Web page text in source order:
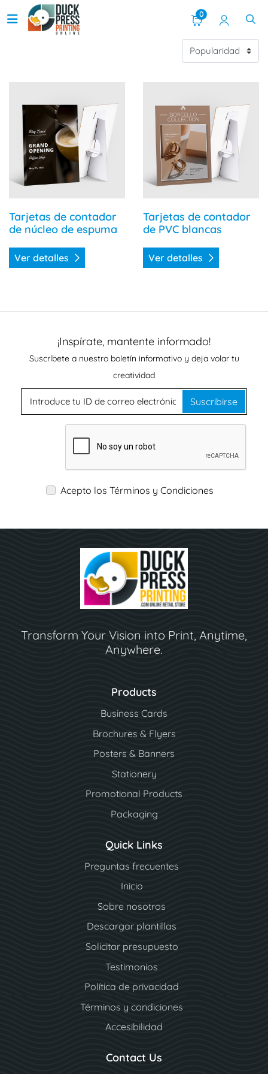
0
Tarjetas de contador
de núcleo de espuma
Ver detalles
Tarjetas de contador
de PVC blancas
Ver detalles
¡Inspírate, mantente informado!
Suscríbete a nuestro boletín informativo y deja volar tu
creatividad
Suscribirse
Acepto los Términos y Condiciones
Transform Your Vision into Print, Anytime,
Anywhere.
Products
Business Cards
Brochures & Flyers
Posters & Banners
Stationery
Promotional Products
Packaging
Quick Links
Preguntas frecuentes
Inicio
Sobre nosotros
Descargar plantillas
Solicitar presupuesto
Testimonios
Política de privacidad
Términos y condiciones
Accesibilidad
Contact Us